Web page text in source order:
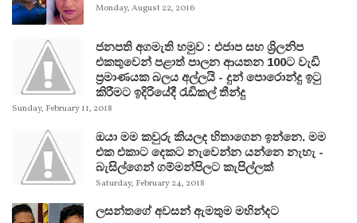
Monday, August 22, 2016
ජනපති අගමැති හමුව : එජාප සහ ශ්‍රිලනිප
එකතුවෙන් පළාත් පාලන ආයතන 100ට වැඩි
ප්‍රමාණයක බලය අල්ලයි - දුන් පොරොන්දු ඉටු
කිරීමට ඉදිරියේදී රැඩිකල් තීන්දු
Sunday, February 11, 2018
ඔයා මම කවුරු කියලද හිතාගෙන ඉන්නෙ. මම
එක එකාට දෙකට නැවෙන්න යන්නෙ නැහැ -
බැසිල්ගෙන් ගම්මන්පිලට කැපිල්ලක්
Saturday, February 24, 2018
ලසන්තගේ අවසන් ඇමතුම මහින්දට